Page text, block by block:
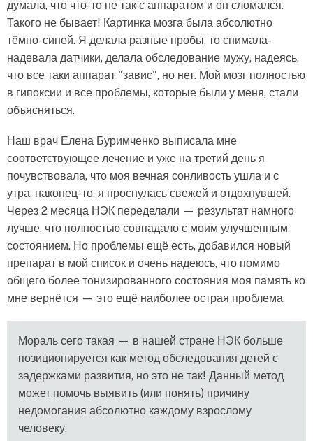
думала, что что-то не так с аппаратом и он сломался.
Такого не бывает! Картинка мозга была абсолютно
тёмно-синей. Я делала разные пробы, то снимала-
надевала датчики, делала обследование мужу, надеясь,
что все таки аппарат "завис", но нет. Мой мозг полностью
в гипоксии и все проблемы, которые были у меня, стали
объясняться.
Наш врач Елена Буримченко выписала мне
соответствующее лечение и уже на третий день я
почувствовала, что моя вечная сонливость ушла и с
утра, наконец-то, я проснулась свежей и отдохнувшей.
Через 2 месяца НЭК переделали — результат намного
лучше, что полностью совпадало с моим улучшенным
состоянием. Но проблемы ещё есть, добавился новый
препарат в мой список и очень надеюсь, что помимо
общего более тонизированного состояния моя память ко
мне вернётся — это ещё наиболее острая проблема.
Мораль сего такая — в нашей стране НЭК больше
позиционируется как метод обследования детей с
задержками развития, но это не так! Данный метод
может помочь выявить (или понять) причину
недомогания абсолютно каждому взрослому
человеку.